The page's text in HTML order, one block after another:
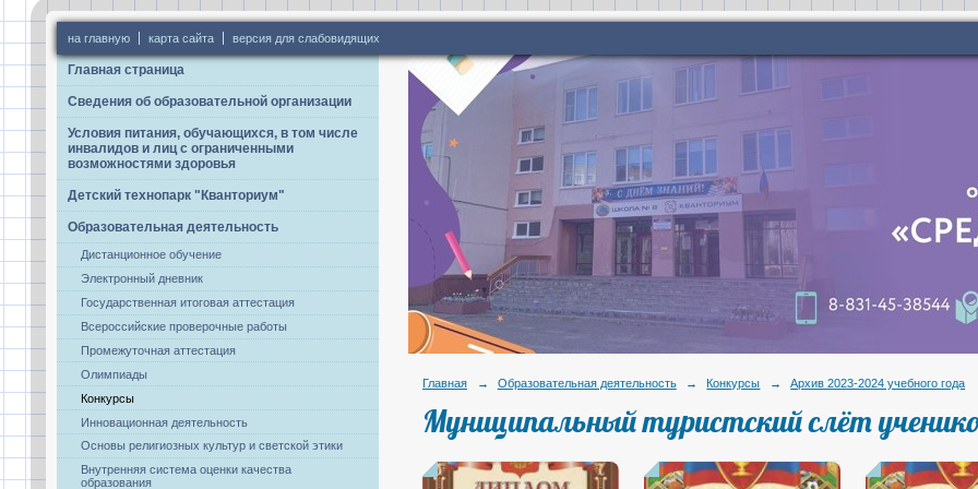
на главную карта сайта версия для слабовидящих
Главная страница
Сведения об образовательной организации
Условия питания, обучающихся, в том числе
инвалидов и лиц с ограниченными
возможностями здоровья
Детский технопарк "Кванториум"
Образовательная деятельность
Дистанционное обучение
Электронный дневник
Государственная итоговая аттестация
Всероссийские проверочные работы
Промежуточная аттестация
Олимпиады
Конкурсы
Инновационная деятельность
Основы религиозных культур и светской этики
Внутренняя система оценки качества
образования
Главная → Образовательная деятельность → Конкурсы → Архив 2023-2024 учебного года
Муниципальный туристский слёт